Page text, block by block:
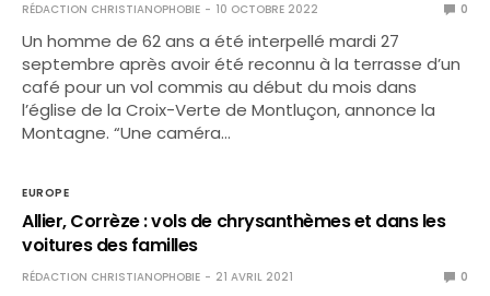
RÉDACTION CHRISTIANOPHOBIE 10 OCTOBRE 2022 0
Un homme de 62 ans a été interpellé mardi 27
septembre après avoir été reconnu à la terrasse d’un
café pour un vol commis au début du mois dans
l’église de la Croix-Verte de Montluçon, annonce la
Montagne. “Une caméra…
EUROPE
Allier, Corrèze : vols de chrysanthèmes et dans les
voitures des familles
RÉDACTION CHRISTIANOPHOBIE 21 AVRIL 2021 0